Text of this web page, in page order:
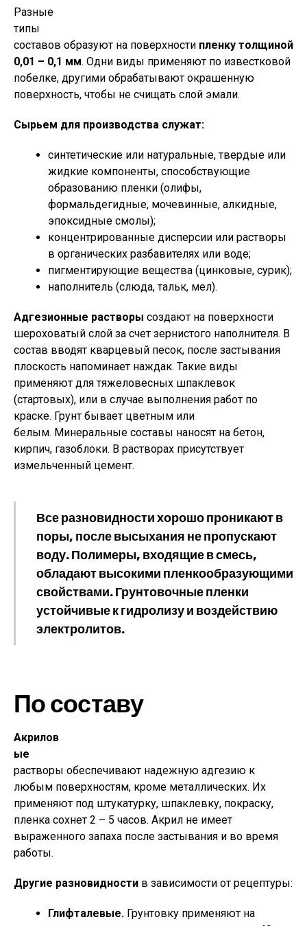
Разные
типы
составов образуют на поверхности пленку толщиной
0,01 – 0,1 мм. Одни виды применяют по известковой
побелке, другими обрабатывают окрашенную
поверхность, чтобы не счищать слой эмали.
Сырьем для производства служат:
синтетические или натуральные, твердые или
жидкие компоненты, способствующие
образованию пленки (олифы,
формальдегидные, мочевинные, алкидные,
эпоксидные смолы);
концентрированные дисперсии или растворы
в органических разбавителях или воде;
пигментирующие вещества (цинковые, сурик);
наполнитель (слюда, тальк, мел).
Адгезионные растворы создают на поверхности
шероховатый слой за счет зернистого наполнителя. В
состав вводят кварцевый песок, после застывания
плоскость напоминает наждак. Такие виды
применяют для тяжеловесных шпаклевок
(стартовых), или в случае выполнения работ по
краске. Грунт бывает цветным или
белым. Минеральные составы наносят на бетон,
кирпич, газоблоки. В растворах присутствует
измельченный цемент.
Все разновидности хорошо проникают в
поры, после высыхания не пропускают
воду. Полимеры, входящие в смесь,
обладают высокими пленкообразующими
свойствами. Грунтовочные пленки
устойчивые к гидролизу и воздействию
электролитов.
По составу
Акрилов
ые
растворы обеспечивают надежную адгезию к
любым поверхностям, кроме металлических. Их
применяют под штукатурку, шпаклевку, покраску,
пленка сохнет 2 – 5 часов. Акрил не имеет
выраженного запаха после застывания и во время
работы.
Другие разновидности в зависимости от рецептуры:
Глифталевые. Грунтовку применяют на